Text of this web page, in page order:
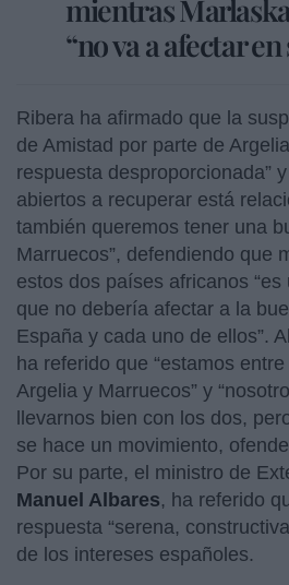
mientras
“no va a afectar
Ribera ha afirmado que la
de Amistad por parte de
respuesta desproporcionada”
abiertos a recuperar está
también queremos tener una
Marruecos”, defendiendo que
estos dos países africanos
que no debería afectar a la
España y cada uno de ellos”.
ha referido que “estamos
Argelia y Marruecos” y
llevarnos bien con los dos,
se hace un movimiento,
Por su parte, el ministro de
Manuel Albares, ha referido
respuesta “serena,
de los intereses españoles.